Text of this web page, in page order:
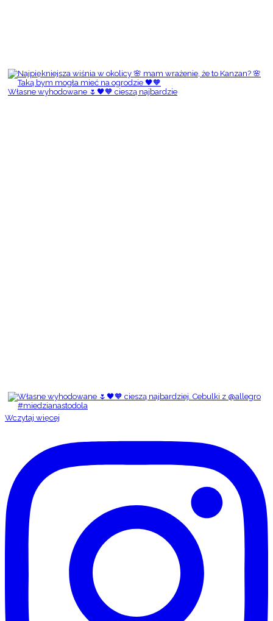
Własne wyhodowane 🌷🖤🧡 cieszą najbardzie
Wczytaj więcej